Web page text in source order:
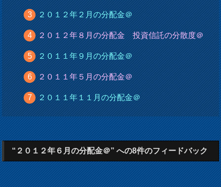
２０１２年２月の分配金＠
２０１２年８月の分配金 投資信託の分散度＠
２０１１年９月の分配金＠
２０１１年５月の分配金＠
２０１１年１１月の分配金＠
“２０１２年６月の分配金＠” への8件のフィードバック